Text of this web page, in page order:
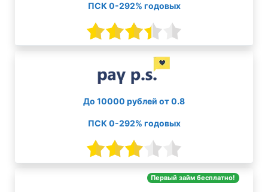
ПСК 0-292% годовых
До 10000 рублей от 0.8
ПСК 0-292% годовых
Первый займ бесплатно!